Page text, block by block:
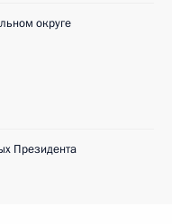
округе
Президента